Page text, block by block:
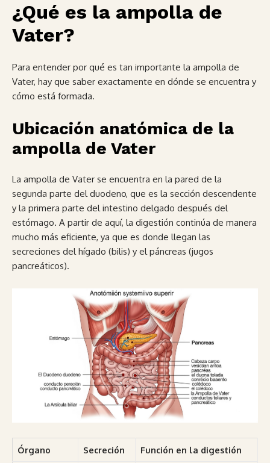
¿Qué es la ampolla de
Vater?
Para entender por qué es tan importante la ampolla de
Vater, hay que saber exactamente en dónde se encuentra y
cómo está formada.
Ubicación anatómica de la
ampolla de Vater
La ampolla de Vater se encuentra en la pared de la
segunda parte del duodeno, que es la sección descendente
y la primera parte del intestino delgado después del
estómago. A partir de aquí, la digestión continúa de manera
mucho más eficiente, ya que es donde llegan las
secreciones del hígado (bilis) y el páncreas (jugos
pancreáticos).
Órgano Secreción Función en la digestión